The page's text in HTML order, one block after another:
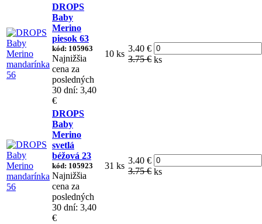
DROPS
Baby
Merino
piesok 63
kód: 105963
Najnižšia
cena za
posledných
30 dní: 3,40
€
10 ks
3.40 €
3.75 € ks
DROPS
Baby
Merino
svetlá
béžová 23
kód: 105923
Najnižšia
cena za
posledných
30 dní: 3,40
€
31 ks
3.40 €
3.75 € ks